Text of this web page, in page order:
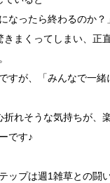
なったら終わるのか？」
きまくってしまい、正
すが、「みんなで一緒
折れそうな気持ちが、
です♪
ップは週1雑草との闘